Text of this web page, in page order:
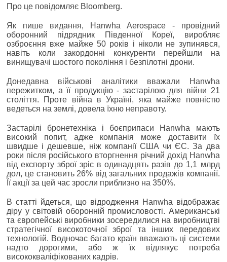
Про це повідомляє Bloomberg.
Як пише видання, Hanwha Aerospace - провідний
оборонний підрядник Південної Кореї, виробляє
озброєння вже майже 50 років і ніколи не зупинявся,
навіть коли закордонні конкуренти перейшли на
винищувачі шостого покоління і безпілотні дрони.
Донедавна військові аналітики вважали Hanwha
пережитком, а її продукцію - застарілою для війни 21
століття. Проте війна в Україні, яка майже повністю
ведеться на землі, довела їхню неправоту.
Застарілі бронетехніка і боєприпаси Hanwha мають
високий попит, адже компанія може доставити їх
швидше і дешевше, ніж компанії США чи ЄС. За два
роки після російського вторгнення річний дохід Hanwha
від експорту зброї зріс в одинадцять разів до 1,1 млрд
дол, це становить 26% від загальних продажів компанії.
Її акції за цей час зросли приблизно на 350%.
В статті йдеться, що відродження Hanwha відображає
діру у світовій оборонній промисловості. Американські
та європейські виробники зосередилися на виробництві
стратегічної високоточної зброї та інших передових
технологій. Водночас багато країн вважають ці системи
надто дорогими, або ж їх відлякує потреба
висококваліфікованих кадрів.